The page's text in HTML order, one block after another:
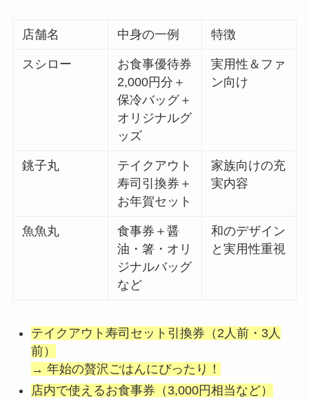
店舗名 中身の一例 特徴
スシロー
お食事優待券
2,000円分＋
保冷バッグ＋
オリジナルグ
ッズ
実用性＆ファ
ン向け
銚子丸
テイクアウト
寿司引換券＋
お年賀セット
家族向けの充
実内容
魚魚丸
食事券＋醤
油・箸・オリ
ジナルバッグ
など
和のデザイン
と実用性重視
テイクアウト寿司セット引換券（2人前・3人
前）
→ 年始の贅沢ごはんにぴったり！
店内で使えるお食事券（3,000円相当など）